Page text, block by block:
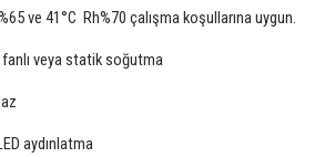
ve 41°C Rh%70 çalışma koşullarına uygun.
fanlı veya statik soğutma
aydınlatma